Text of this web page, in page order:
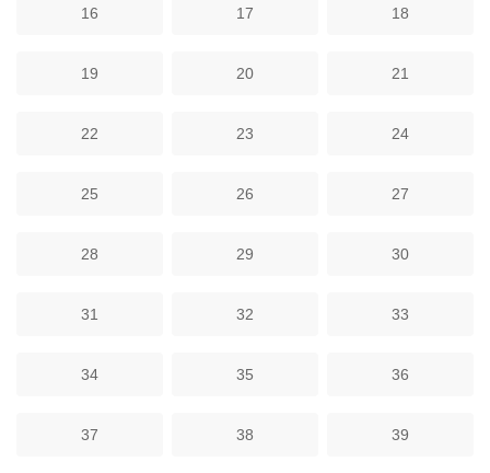
16 17 18
19 20 21
22 23 24
25 26 27
28 29 30
31 32 33
34 35 36
37 38 39